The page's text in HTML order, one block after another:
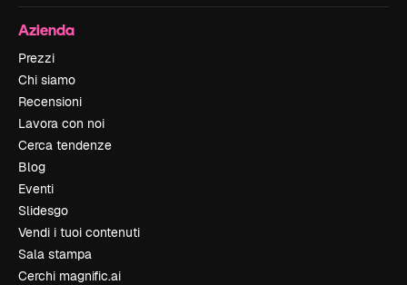
Azienda
Prezzi
Chi siamo
Recensioni
Lavora con noi
Cerca tendenze
Blog
Eventi
Slidesgo
Vendi i tuoi contenuti
Sala stampa
Cerchi magnific.ai